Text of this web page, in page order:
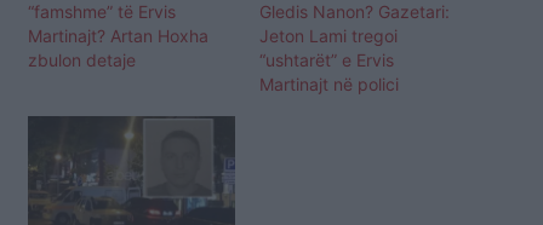
“famshme” të Ervis
Martinajt? Artan Hoxha
zbulon detaje
Gledis Nanon? Gazetari:
Jeton Lami tregoi
“ushtarët” e Ervis
Martinajt në polici